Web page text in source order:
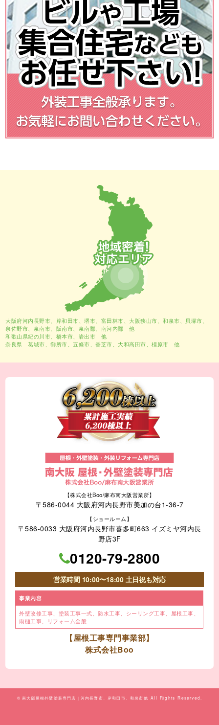
大阪府河内長野市、 岸和田市 、堺市 、富田林市、大阪狭山市、和泉市、貝塚市、
泉佐野市、泉南市、阪南市、泉南郡、南河内郡 他
和歌山県紀の川市、橋本市、岩出市 他
奈良県 葛城市、御所市、五條市、香芝市、大和高田市、橿原市 他
【株式会社Boo/麻布南大阪営業所】
〒586-0044 大阪府河内長野市美加の台1-36-7
【ショールーム】
〒586-0033 大阪府河内長野市喜多町663 イズミヤ河内長
野店3F
0120-79-2800
営業時間 10:00〜18:00 土日祝も対応
事業内容
外壁改修工事、塗装工事⼀式、防水工事、シーリング工事、 屋根工事、
雨樋工事、
リフォーム全般
【屋根工事専門事業部】
株式会社Boo
©南大阪屋根外壁塗装専門店｜河内長野市、岸和田市、和泉市他 All Rights Reserved.